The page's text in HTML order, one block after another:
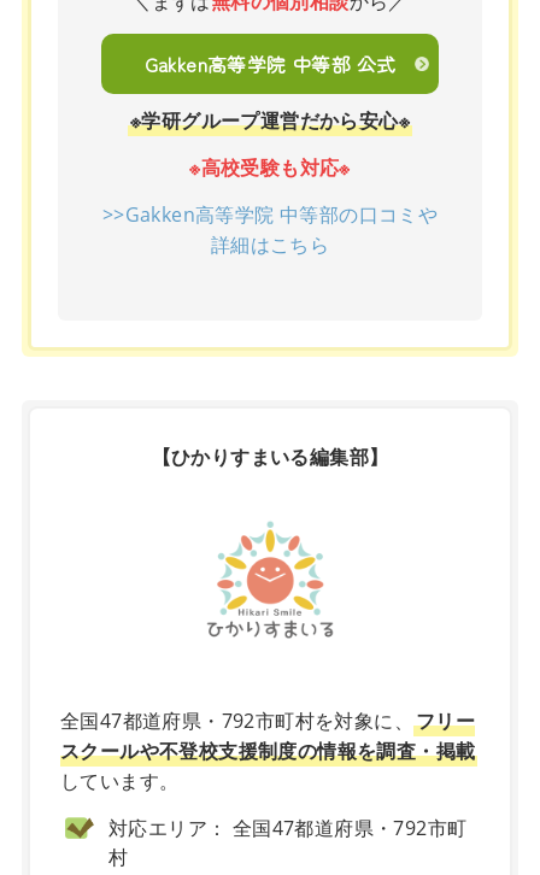
Gakken高等学院 中等部 公式
※学研グループ運営だから安心※
※高校受験も対応※
>>Gakken高等学院 中等部の口コミや
詳細はこちら
【ひかりすまいる編集部】
全国47都道府県・792市町村を対象に、 フリー
スクールや不登校支援制度の情報を調査・掲載
しています。
対応エリア： 全国47都道府県・792市町
村